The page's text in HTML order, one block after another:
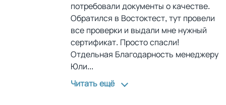
потребовали документы о качестве.
Обратился в Востоктест, тут провели
все проверки и выдали мне нужный
сертификат. Просто спасли!
Отдельная Благодарность менеджеру
Юли...
Читать ещё